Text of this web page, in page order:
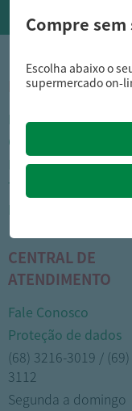
INSTITUCIONAL
Nossas lojas
Cartão Arasuper
Leve mais
Trabalhe Conosco
CENTRAL DE
ATENDIMENTO
Fale Conosco
Proteção de dados
(68) 3216-3019 /
3112
Segunda a domingo
Compre sem
Escolha abaixo o
supermercado on-